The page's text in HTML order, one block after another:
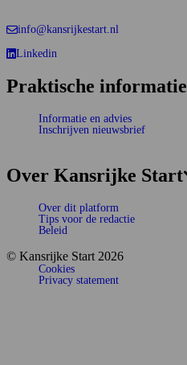
info@kansrijkestart.nl
Linkedin
Deze link gaat naar een externe website.
Praktische informatie
Informatie en advies
Inschrijven nieuwsbrief
Over Kansrijke Start
Over dit platform
Tips voor de redactie
Beleid
© Kansrijke Start 2026
Cookies
Privacy statement